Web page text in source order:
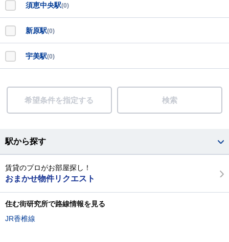
須恵中央駅(0)
新原駅(0)
宇美駅(0)
希望条件を指定する 検索
駅から探す
賃貸のプロがお部屋探し！
おまかせ物件リクエスト
住む街研究所で路線情報を見る
JR香椎線